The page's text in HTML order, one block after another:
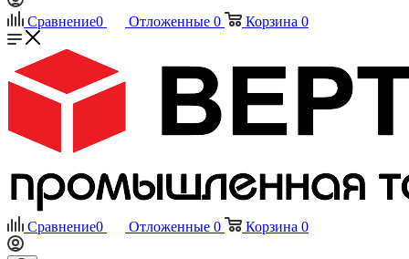
Сравнение0 Отложенные 0 Корзина 0
Сравнение0 Отложенные 0 Корзина 0